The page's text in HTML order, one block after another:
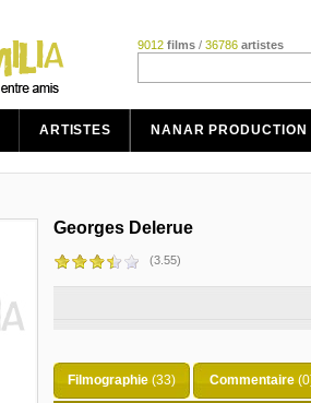
9012 films / 36786 artistes
ARTISTES NANAR PRODUCTION
Georges Delerue
(3.55)
Filmographie (33) Commentaire